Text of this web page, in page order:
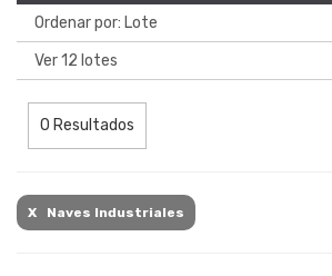
0 Resultados
X Naves Industriales